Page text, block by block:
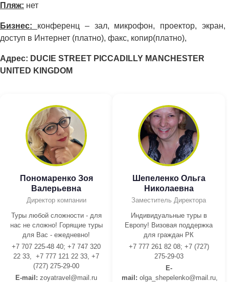
Пляж: нет
Бизнес: конференц – зал, микрофон, проектор, экран,
доступ в Интернет (платно), факс, копир(платно),
Адрес: DUCIE STREET PICCADILLY MANCHESTER
UNITED KINGDOM
Пономаренко Зоя
Валерьевна
Директор компании
Туры любой сложности - для
нас не сложно! Горящие туры
для Вас - ежедневно!
+7 707 225-48 40; +7 747 320
22 33, +7 777 121 22 33, +7
(727) 275-29-00
E-mail: zoyatravel@mail.ru
Шепеленко Ольга
Николаевна
Заместитель Директора
Индивидуальные туры в
Европу! Визовая поддержка
для граждан РК
+7 777 261 82 08; +7 (727)
275-29-03
E-
mail: olga_shepelenko@mail.ru,